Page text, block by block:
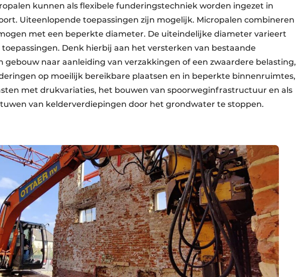
kunnen als flexibele funderingstechniek worden ingezet in
Uiteenlopende toepassingen zijn mogelijk. Micropalen combineren
met een beperkte diameter. De uiteindelijke diameter varieert
Denk hierbij aan het versterken van bestaande
gebouw naar aanleiding van verzakkingen of een zwaardere belasting,
op moeilijk bereikbare plaatsen en in beperkte binnenruimtes,
met drukvariaties, het bouwen van spoorweginfrastructuur en als
van kelderverdiepingen door het grondwater te stoppen.